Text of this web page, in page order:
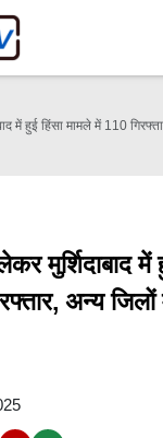
में हुई हिंसा मामले में 110
मुर्शिदाबाद में
अन्य जिलों